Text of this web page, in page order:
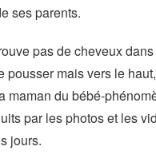
ses parents.
pas de cheveux
pousser mais vers le
maman du bébé-
par les photos et les
jours.